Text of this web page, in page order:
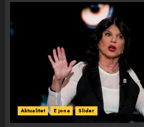
Aktualitet E jona Slider